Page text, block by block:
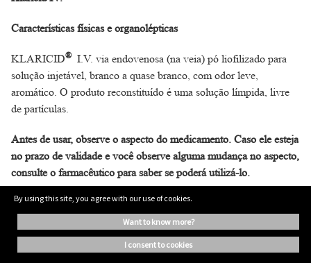
Características físicas e organolépticas
KLARICID®I.V. via endovenosa (na veia) pó liofilizado para
solução injetável, branco a quase branco, com odor leve,
aromático. O produto reconstituído é uma solução límpida, livre
de partículas.
Antes de usar, observe o aspecto do medicamento. Caso ele esteja
no prazo de validade e você observe alguma mudança no aspecto,
consulte o farmacêutico para saber se poderá utilizá-lo.
Todo medicamento deve ser mantido fora do alcance das crianças.
6. COMO DEVO USAR ESTE MEDICAMENTO?
Este medicamento só pode ser administrado por um profissional
By using this site, you agree with our use of cookies.
want to know more?
i consent to cookies